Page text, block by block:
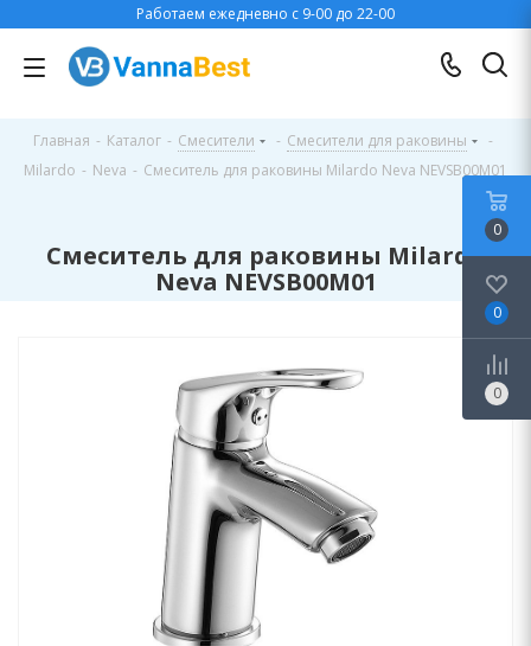
Работаем ежедневно с 9-00 до 22-00
Главная - Каталог - Смесители - Смесители для раковины
-
Milardo - Neva - Смеситель для раковины Milardo Neva NEVSB00M01
Смеситель для раковины Milardo
Neva NEVSB00M01
0
0
0